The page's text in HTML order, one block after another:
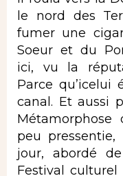
le nord des
fumer une
Soeur et du
ici, vu la
Parce
canal. Et aussi
peu pressentie,
jour, abordé
Festival